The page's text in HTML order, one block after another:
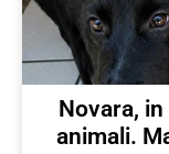
Novara,
animali.